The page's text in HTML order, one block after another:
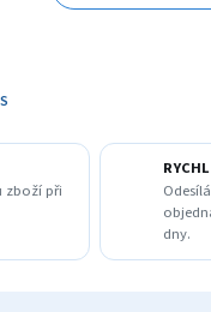
zboží při
dny.